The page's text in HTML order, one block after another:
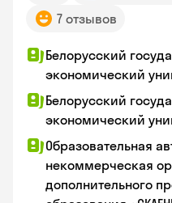
7 отзывов
Белорусский
экономический
Белорусский
экономический
Образовательная
некоммерческая
дополнительного